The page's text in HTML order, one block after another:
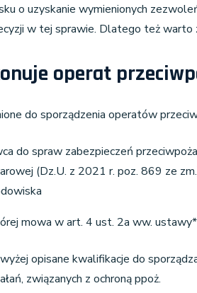
o uzyskanie wymienionych
w tej sprawie. Dlatego też warto
operat
do sporządzenia operatów
do spraw zabezpieczeń
(Dz.U. z 2021 r. poz. 869 ze
mowa w art. 4 ust. 2a ww.
opisane kwalifikacje do
związanych z ochroną ppoż.